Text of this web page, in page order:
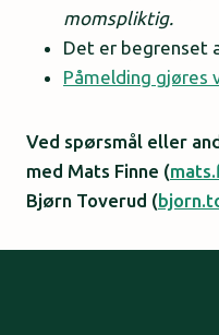
momspliktig.
Det er begrenset
Påmelding gjøres
Ved spørsmål eller
med Mats Finne (
Bjørn Toverud (